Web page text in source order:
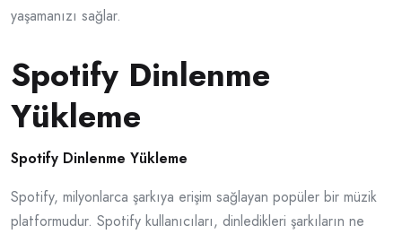
yaşamanızı sağlar.
Spotify Dinlenme
Yükleme
Spotify Dinlenme Yükleme
Spotify, milyonlarca şarkıya erişim sağlayan popüler bir müzik
platformudur. Spotify kullanıcıları, dinledikleri şarkıların ne